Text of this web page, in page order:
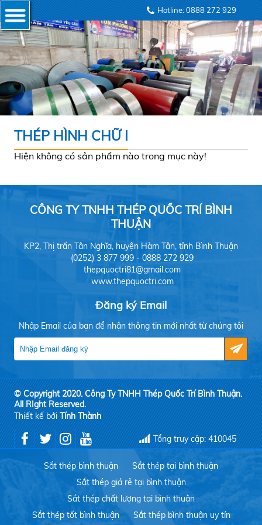
Hotline: 0888 272 929
THÉP HÌNH CHỮ I
Hiện không có sản phẩm nào trong mục này!
CÔNG TY TNHH THÉP QUỐC TRÍ BÌNH
THUẬN
KP2, Thị trấn Tân Nghĩa, huyện Hàm Tân, tỉnh Bình Thuận
(0252) 3 877 999 - 0888 272 929
thepquoctri81@gmail.com
www.thepquoctri.com
Đăng ký Email
Nhập Email của bạn để nhận thông tin mới nhất từ chúng tôi
© Copyright 2020. Công Ty TNHH Thép Quốc Trí Bình Thuận.
All RIght Reserved.
Thiết kế bởi Tính Thành
Tổng truy cập: 410045
Sắt thép bình thuận
Sắt thép tại bình thuận
Sắt thép giá rẻ tại bình thuận
Sắt thép chất lượng tại bình thuận
Sắt thép tốt bình thuận
Sắt thép bình thuận uy tín